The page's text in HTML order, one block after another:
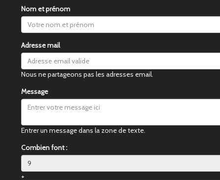
Nom et prénom
Adresse mail
Nous ne partageons pas les adresses email.
Message
Entrer un message dans la zone de texte.
Combien font :
+